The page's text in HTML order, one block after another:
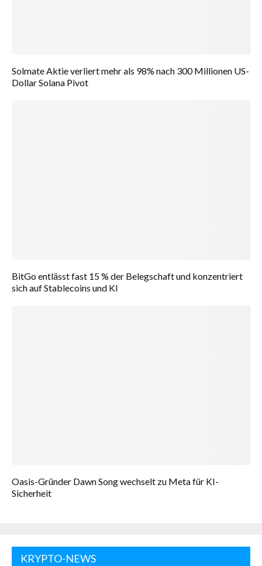
Solmate Aktie verliert mehr als 98% nach 300 Millionen US-
Dollar Solana Pivot
BitGo entlässt fast 15 % der Belegschaft und konzentriert
sich auf Stablecoins und KI
Oasis-Gründer Dawn Song wechselt zu Meta für KI-
Sicherheit
KRYPTO-NEWS